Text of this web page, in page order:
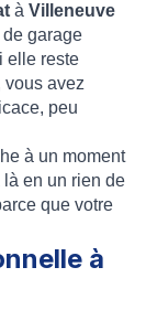
à Villeneuve
garage
elle reste
vous avez
peu
à un moment
en un rien de
que votre
à